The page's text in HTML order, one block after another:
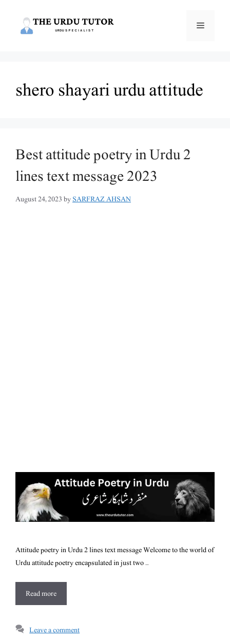
Menu
shero shayari urdu attitude
Best attitude poetry in Urdu 2
lines text message 2023
August 24, 2023bySARFRAZ AHSAN
Attitude poetry in Urdu 2 lines text message Welcome to the world of
Urdu attitude poetry encapsulated in just two …
Read more
Leave a comment